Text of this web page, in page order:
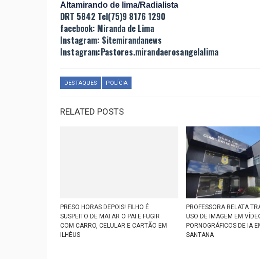
Altamirando de lima/Radialista
DRT 5842 Tel(75)9 8176 1290
facebook: Miranda de Lima
Instagram: Sitemirandanews
Instagram:Pastores.mirandaerosangelalima
DESTAQUES POLÍCIA
RELATED POSTS
PRESO HORAS DEPOIS! FILHO É
SUSPEITO DE MATAR O PAI E FUGIR
COM CARRO, CELULAR E CARTÃO EM
ILHÉUS
PROFESSORA RELATA
USO DE IMAGEM EM
PORNOGRÁFICOS DE IA
SANTANA